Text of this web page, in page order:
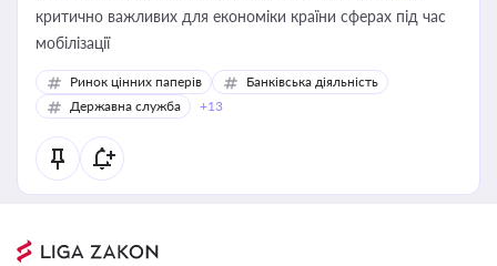
критично важливих для економіки країни сферах під час
мобілізації
Ринок цінних паперів
Банківська діяльність
Державна служба
+13